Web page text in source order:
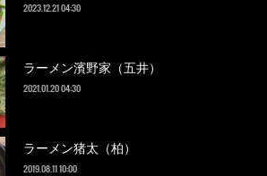
2023.12.21 04:30
ラーメン濱野家（五井）
2021.01.20 04:30
ラーメン猪太（柏）
2019.08.11 10:00